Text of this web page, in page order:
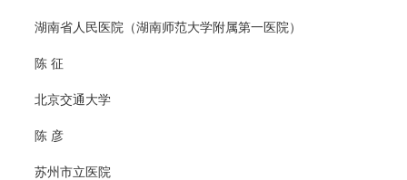
湖南省人民医院（湖南师范大学附属第一医院）
陈 征
北京交通大学
陈 彦
苏州市立医院